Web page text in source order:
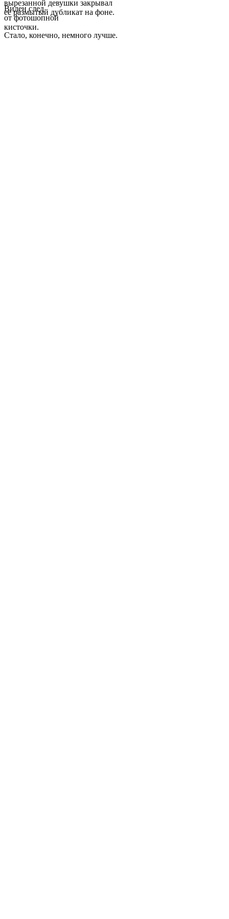
вырезанной девушки закрывал
ее размытый дубликат на фоне.
Виден след
от фотошопной
кисточки.
Стало, конечно, немного лучше.